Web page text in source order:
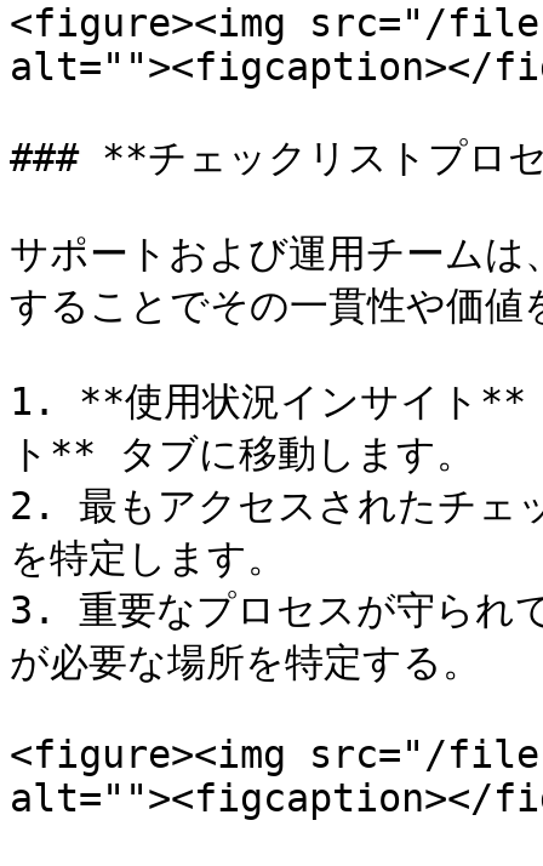
<figure><img src="/files/
alt=""><figcaption></
### **チェックリストプロ
サポートおよび運用チーム
することでその一貫性や価値
1. **使用状況インサイト**
ト** タブに移動します。
2. 最もアクセスされたチェ
を特定します。
3. 重要なプロセスが守られ
が必要な場所を特定する。
<figure><img src="/files/
alt=""><figcaption></